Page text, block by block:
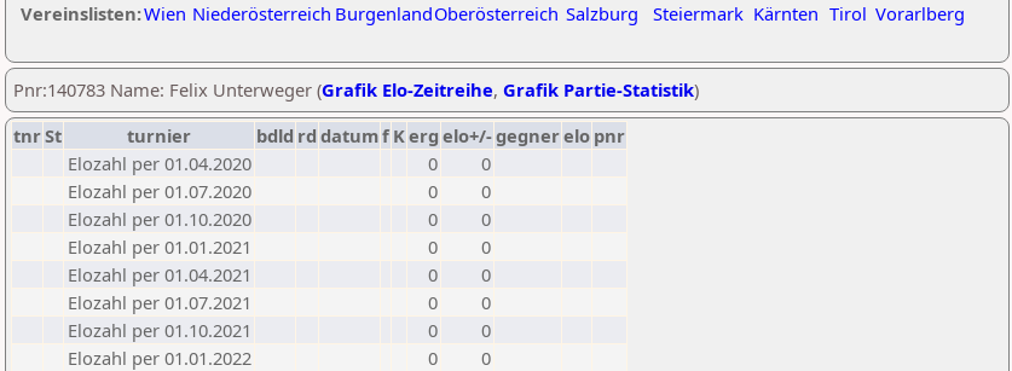
Vereinslisten:Wien Niederösterreich BurgenlandOberösterreich Salzburg Steiermark Kärnten Tirol Vorarlberg
Pnr:140783 Name: Felix Unterweger (Grafik Elo-Zeitreihe, Grafik Partie-Statistik)
tnrSt turnier bdld rd datumf Kerg elo+/-gegnerelo pnr
Elozahl per 01.04.2020
0
0
Elozahl per 01.07.2020
0
0
Elozahl per 01.10.2020
0
0
Elozahl per 01.01.2021
0
0
Elozahl per 01.04.2021
0
0
Elozahl per 01.07.2021
0
0
Elozahl per 01.10.2021
0
0
Elozahl per 01.01.2022
0
0